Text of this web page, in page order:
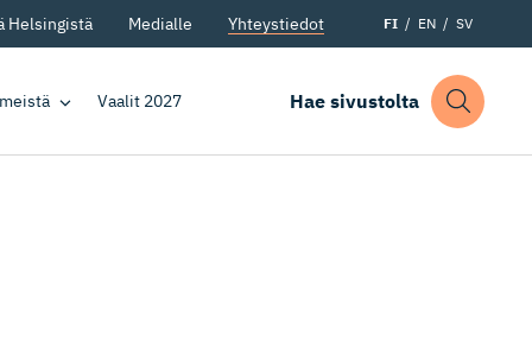
Helsingistä Medialle Yhteystiedot FI EN SV
Vaalit 2027 Hae sivustolta